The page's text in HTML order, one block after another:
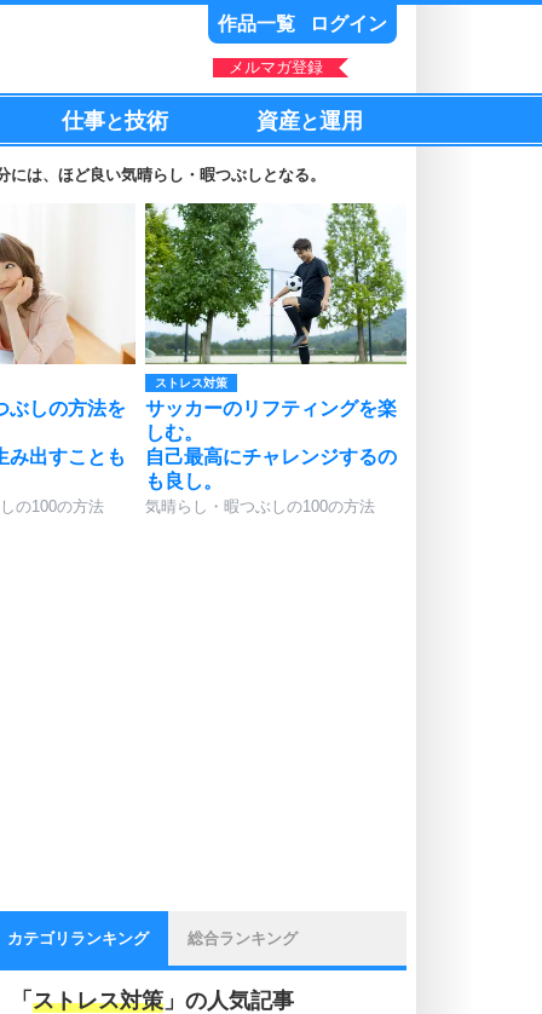
作品一覧 ログイン
メルマガ登録
仕事と技術 資産と運用
は、ほど良い気晴らし・暇つぶしとなる。
ぶしの方法を
み出すことも
の100の方法
ストレス対策
サッカーのリフティングを楽
しむ。
自己最高にチャレンジするの
も良し。
気晴らし・暇つぶしの100の方法
カテゴリランキング 総合ランキング
「 ストレス対策 」の人気記事